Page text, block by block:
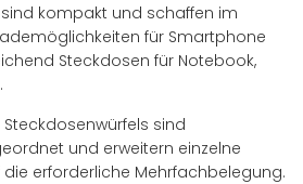
kompakt und schaffen im
für Smartphone
Steckdosen für Notebook,
sind
und erweitern einzelne
erforderliche Mehrfachbelegung.